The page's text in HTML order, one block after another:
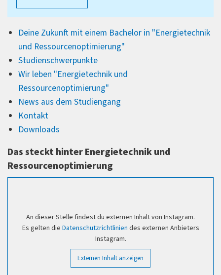
Deine Zukunft mit einem Bachelor in "Energietechnik
und Ressourcenoptimierung"
Studienschwerpunkte
Wir leben "Energietechnik und
Ressourcenoptimierung"
News aus dem Studiengang
Kontakt
Downloads
Das steckt hinter Energietechnik und
Ressourcenoptimierung
An dieser Stelle findest du externen Inhalt von Instagram.
Es gelten die Datenschutzrichtlinien des externen Anbieters
Instagram.
Externen Inhalt anzeigen